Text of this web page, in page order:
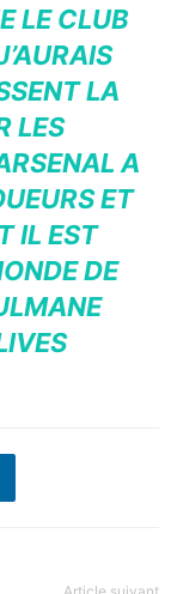
LE CLUB
LA
LES
A
ET
IL EST
DE